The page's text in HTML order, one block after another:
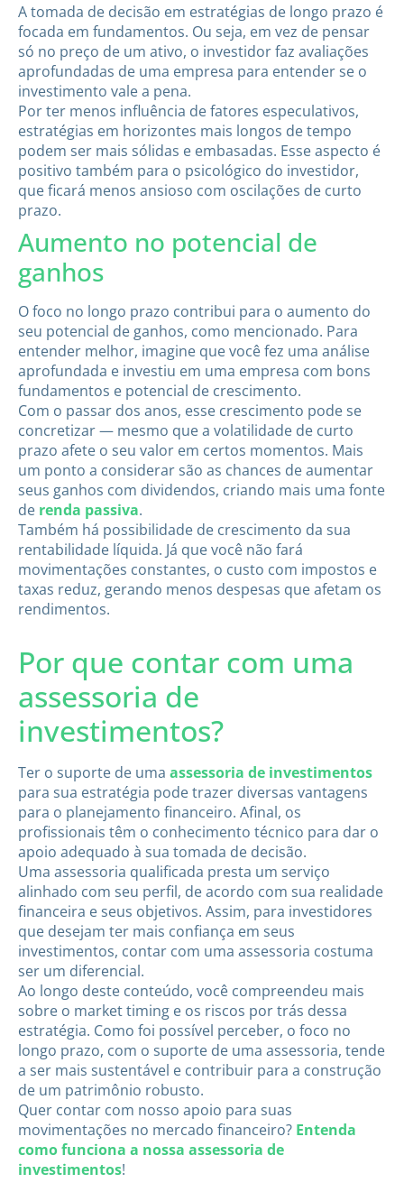
A tomada de decisão em estratégias de longo prazo é
focada em fundamentos. Ou seja, em vez de pensar
só no preço de um ativo, o investidor faz avaliações
aprofundadas de uma empresa para entender se o
investimento vale a pena.
Por ter menos influência de fatores especulativos,
estratégias em horizontes mais longos de tempo
podem ser mais sólidas e embasadas. Esse aspecto é
positivo também para o psicológico do investidor,
que ficará menos ansioso com oscilações de curto
prazo.
Aumento no potencial de
ganhos
O foco no longo prazo contribui para o aumento do
seu potencial de ganhos, como mencionado. Para
entender melhor, imagine que você fez uma análise
aprofundada e investiu em uma empresa com bons
fundamentos e potencial de crescimento.
Com o passar dos anos, esse crescimento pode se
concretizar — mesmo que a volatilidade de curto
prazo afete o seu valor em certos momentos. Mais
um ponto a considerar são as chances de aumentar
seus ganhos com dividendos, criando mais uma fonte
de renda passiva.
Também há possibilidade de crescimento da sua
rentabilidade líquida. Já que você não fará
movimentações constantes, o custo com impostos e
taxas reduz, gerando menos despesas que afetam os
rendimentos.
Por que contar com uma
assessoria de
investimentos?
Ter o suporte de uma assessoria de investimentos
para sua estratégia pode trazer diversas vantagens
para o planejamento financeiro. Afinal, os
profissionais têm o conhecimento técnico para dar o
apoio adequado à sua tomada de decisão.
Uma assessoria qualificada presta um serviço
alinhado com seu perfil, de acordo com sua realidade
financeira e seus objetivos. Assim, para investidores
que desejam ter mais confiança em seus
investimentos, contar com uma assessoria costuma
ser um diferencial.
Ao longo deste conteúdo, você compreendeu mais
sobre o market timing e os riscos por trás dessa
estratégia. Como foi possível perceber, o foco no
longo prazo, com o suporte de uma assessoria, tende
a ser mais sustentável e contribuir para a construção
de um patrimônio robusto.
Quer contar com nosso apoio para suas
movimentações no mercado financeiro? Entenda
como funciona a nossa assessoria de
investimentos!